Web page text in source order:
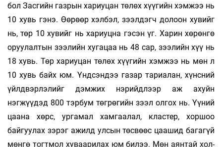
бол Засгийн газрын хариу­цан төлөх хүүгийн хэмжээ нь
10 хувь гэнэ. Өө­рөөр хэлбэл, зээлдэгч долоон хувийг
нь, төр 10 ху­вийг нь хариуцна гэсэн үг. Харин хөрөнгө
оруу­­­­лалтын зээлийн хугацаа нь 48 сар, зээлийн хүү нь
18 хувь. Төр хариуцан төлөх хүүгийн хэмжээ нь мөн л
10 хувь байх юм. Үндсэндээ газар тариалан, хүнсний
үйлдвэрлэлийг дэм­­жих нэрийдлээр аж ахуйн
нэгжүүдэд 800 тэрбум төг­­рөгийн зээл олгох нь. Үүний
цаана хөрс, урга­мал хамгаалал, кластер, хоршоо
байгуулах зэ­­­рэг ажилд улсын төсвөөс цаашид багагүй
мөнгө тогт­­­­мол хуваарилах юм билээ. Мөн аянтай хол­­